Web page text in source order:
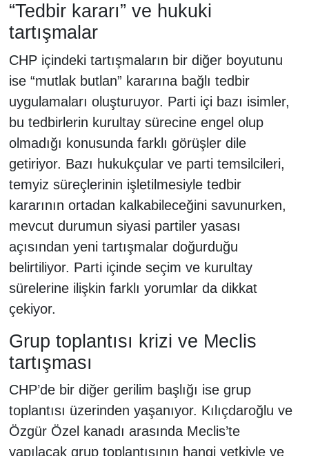
“Tedbir kararı” ve hukuki
tartışmalar
CHP içindeki tartışmaların bir diğer boyutunu
ise “mutlak butlan” kararına bağlı tedbir
uygulamaları oluşturuyor. Parti içi bazı isimler,
bu tedbirlerin kurultay sürecine engel olup
olmadığı konusunda farklı görüşler dile
getiriyor. Bazı hukukçular ve parti temsilcileri,
temyiz süreçlerinin işletilmesiyle tedbir
kararının ortadan kalkabileceğini savunurken,
mevcut durumun siyasi partiler yasası
açısından yeni tartışmalar doğurduğu
belirtiliyor. Parti içinde seçim ve kurultay
sürelerine ilişkin farklı yorumlar da dikkat
çekiyor.
Grup toplantısı krizi ve Meclis
tartışması
CHP’de bir diğer gerilim başlığı ise grup
toplantısı üzerinden yaşanıyor. Kılıçdaroğlu ve
Özgür Özel kanadı arasında Meclis’te
yapılacak grup toplantısının hangi yetkiyle ve